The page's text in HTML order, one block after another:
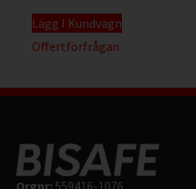
Lägg I Kundvagn
Offertförfrågan